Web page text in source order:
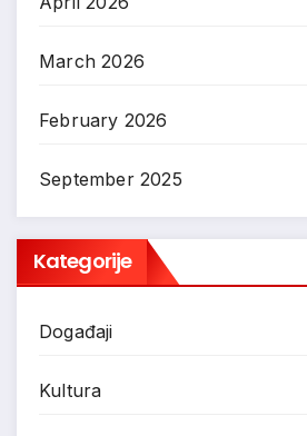
March 2026
February 2026
September 2025
Kategorije
Događaji
Kultura